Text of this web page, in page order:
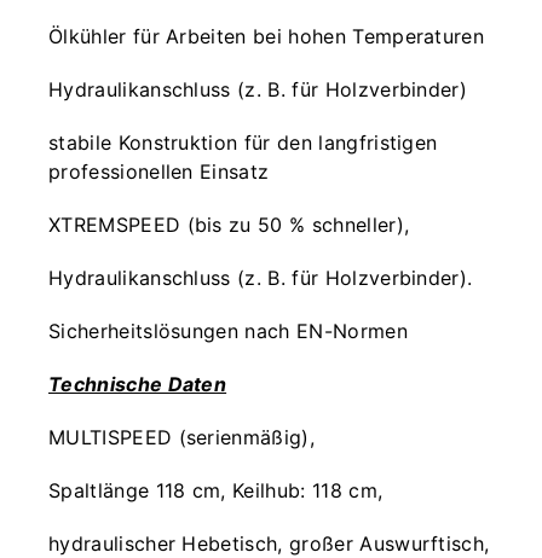
Ölkühler für Arbeiten bei hohen Temperaturen
Hydraulikanschluss (z. B. für Holzverbinder)
stabile Konstruktion für den langfristigen
professionellen Einsatz
XTREMSPEED (bis zu 50 % schneller),
Hydraulikanschluss (z. B. für Holzverbinder).
Sicherheitslösungen nach EN-Normen
Technische Daten
MULTISPEED (serienmäßig),
Spaltlänge 118 cm, Keilhub: 118 cm,
hydraulischer Hebetisch, großer Auswurftisch,